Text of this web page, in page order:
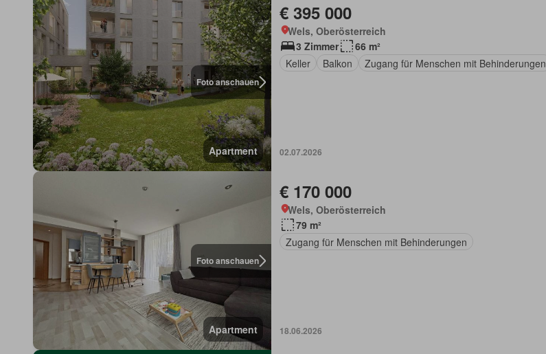
Foto anschauen
Apartment
€ 395 000
Wels, Oberösterreich
3 Zimmer
66 m²
Keller
Balkon Zugang für Menschen mit Behinderungen
02.07.2026
Foto anschauen
Apartment
€ 170 000
Wels, Oberösterreich
79 m²
Zugang für Menschen mit Behinderungen
18.06.2026